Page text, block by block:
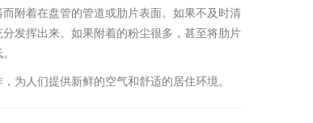
附着在盘管的管道或肋片表面。如果不及时清
发挥出来。如果附着的粉尘很多，甚至将肋片
为人们提供新鲜的空气和舒适的居住环境。